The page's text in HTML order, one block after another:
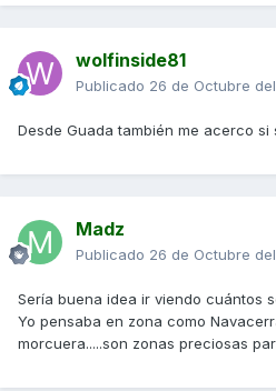
wolfinside81
Publicado 26 de Octubre
Desde Guada también me acerco
Madz
Publicado 26 de Octubre
Sería buena idea ir viendo cuántos
Yo pensaba en zona como
morcuera.....son zonas preciosas